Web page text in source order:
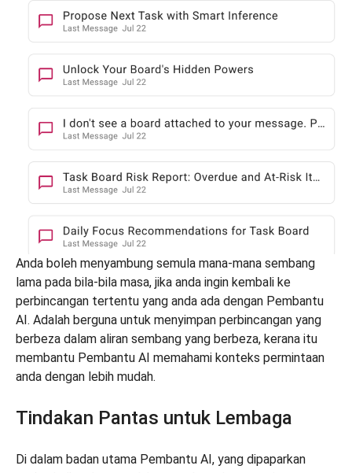
Anda boleh menyambung semula mana-mana sembang
lama pada bila-bila masa, jika anda ingin kembali ke
perbincangan tertentu yang anda ada dengan Pembantu
AI. Adalah berguna untuk menyimpan perbincangan yang
berbeza dalam aliran sembang yang berbeza, kerana itu
membantu Pembantu AI memahami konteks permintaan
anda dengan lebih mudah.
Tindakan Pantas untuk Lembaga
Di dalam badan utama Pembantu AI, yang dipaparkan